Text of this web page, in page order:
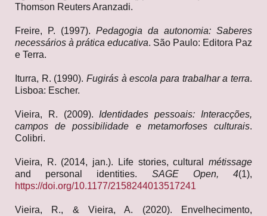
Thomson Reuters Aranzadi.
Freire, P. (1997). Pedagogia da autonomia: Saberes
necessários à prática educativa. São Paulo: Editora Paz
e Terra.
Iturra, R. (1990). Fugirás à escola para trabalhar a terra.
Lisboa: Escher.
Vieira, R. (2009). Identidades pessoais: Interacções,
campos de possibilidade e metamorfoses culturais.
Colibri.
Vieira, R. (2014, jan.). Life stories, cultural métissage
and personal identities. SAGE Open, 4(1),
https://doi.org/10.1177/2158244013517241
Vieira, R., & Vieira, A. (2020). Envelhecimento,